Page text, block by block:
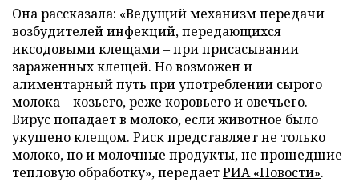
Она рассказала: «Ведущий механизм передачи
возбудителей инфекций, передающихся
иксодовыми клещами – при присасывании
зараженных клещей. Но возможен и
алиментарный путь при употреблении сырого
молока – козьего, реже коровьего и овечьего.
Вирус попадает в молоко, если животное было
укушено клещом. Риск представляет не только
молоко, но и молочные продукты, не прошедшие
тепловую обработку», передаетРИА «Новости».